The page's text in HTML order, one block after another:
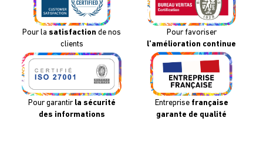
Pour la satisfaction de nos
clients
Pour favoriser
l’amélioration continue
Pour garantir la sécurité
des informations
Entreprise française
garante de qualité